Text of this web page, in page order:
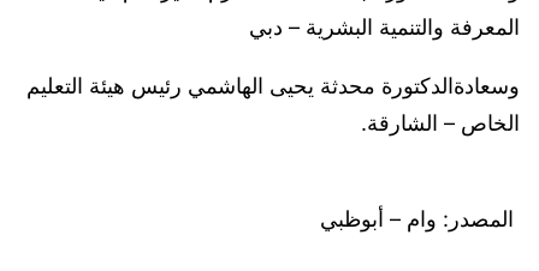
المعرفة والتنمية البشرية – دبي
وسعادةالدكتورة محدثة يحيى الهاشمي رئيس هيئة التعليم
الخاص – الشارقة.
المصدر: وام – أبوظبي